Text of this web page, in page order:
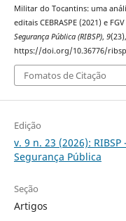
Militar do Tocantins: uma
editais CEBRASPE (2021) e
Segurança Pública (RIBSP), 9
https://doi.org/10.36776/
Fomatos de Citação
Edição
v. 9 n. 23 (2026):
Segurança Pública
Seção
Artigos